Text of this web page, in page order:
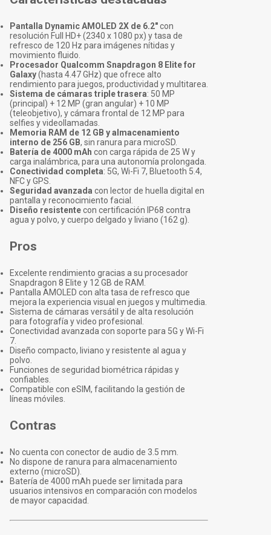
Pantalla Dynamic AMOLED 2X de 6.2"con
resolución Full HD+ (2340 x 1080 px) y tasa de
refresco de 120 Hz para imágenes nítidas y
movimiento fluido.
Procesador Qualcomm Snapdragon 8 Elite for
Galaxy(hasta 4.47 GHz) que ofrece alto
rendimiento para juegos, productividad y multitarea.
Sistema de cámaras triple trasera: 50 MP
(principal) + 12 MP (gran angular) + 10 MP
(teleobjetivo), y cámara frontal de 12 MP para
selfies y videollamadas.
Memoria RAM de 12 GB y almacenamiento
interno de 256 GB, sin ranura para microSD.
Batería de 4000 mAh con carga rápida de 25 W y
carga inalámbrica, para una autonomía prolongada.
Conectividad completa: 5G, Wi-Fi 7, Bluetooth 5.4,
NFC y GPS.
Seguridad avanzada con lector de huella digital en
pantalla y reconocimiento facial.
Diseño resistentecon certificación IP68 contra
agua y polvo, y cuerpo delgado y liviano (162 g).
Pros
Excelente rendimiento gracias a su procesador
Snapdragon 8 Elite y 12 GB de RAM.
Pantalla AMOLED con alta tasa de refresco que
mejora la experiencia visual en juegos y multimedia.
Sistema de cámaras versátil y de alta resolución
para fotografía y video profesional.
Conectividad avanzada con soporte para 5G y Wi-Fi
7.
Diseño compacto, liviano y resistente al agua y
polvo.
Funciones de seguridad biométrica rápidas y
confiables.
Compatible con eSIM, facilitando la gestión de
líneas móviles.
Contras
No cuenta con conector de audio de 3.5 mm.
No dispone de ranura para almacenamiento
externo (microSD).
Batería de 4000 mAh puede ser limitada para
usuarios intensivos en comparación con modelos
de mayor capacidad.